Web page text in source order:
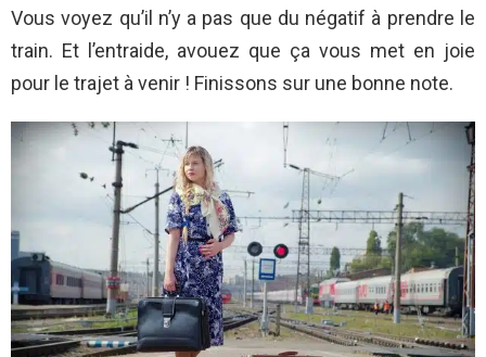
Vous voyez qu’il n’y a pas que du négatif à prendre le
train. Et l’entraide, avouez que ça vous met en joie
pour le trajet à venir ! Finissons sur une bonne note.